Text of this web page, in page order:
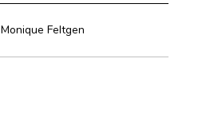
Monique Feltgen